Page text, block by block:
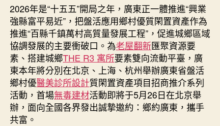
期
創
客！
廣
東
盤
活
鄉
村
優
質
閑
2026年是“十五五”開局之年，廣東正一體推進“興業
強縣富平易近”，把盤活應用鄉村優質閑置資產作為
推進“百縣千鎮萬村高質量發展工程”，促進城鄉區域
協調發展的主要衝破口。為老屋翻新匯聚資源要
素、搭建城鄉THE R3 寓所要素雙向流動平臺，廣
東本年將分別在北京、上海、杭州舉辦廣東省盤活
鄉村優醫美診所設計質閑置資產項目招商推介系列
活動，首場無毒建材活動即將于5月26日在北京舉
辦，面向全國各界發出誠摯邀約：鄉約廣東，攜手
共富。